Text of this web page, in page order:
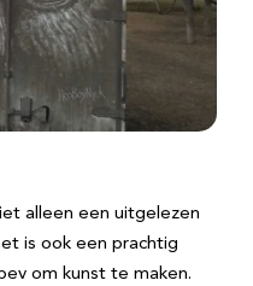
alleen een uitgelezen
is ook een prachtig
om kunst te maken.